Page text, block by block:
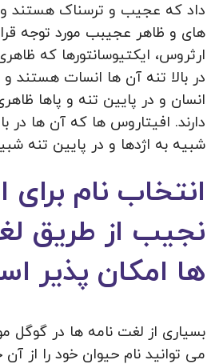
داد که عجیب و ترسناک هستند و
های و ظاهر عجیبب مورد توجه
ارثروس، ایکتیوسانتورها که
در بالا تنه آن ها انسات هستند و
انسان و در پایین تنه و پاها
دارند. افیتاروس ها که آن ها در
شبیه به اژدها و در پایین تنه
انتخاب نام
نجیب از طریق
ها امکان پذیر
بسیاری از لغت نامه ها در گوگل
می توانید نام حیوان خود را از